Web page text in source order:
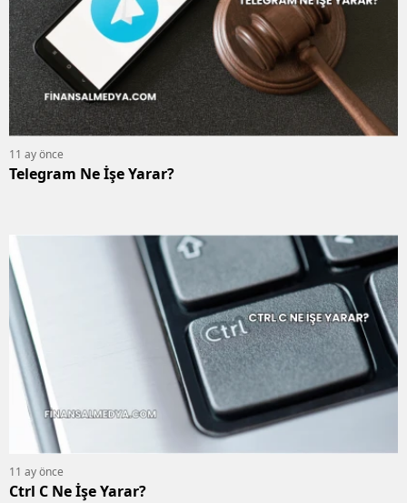
11 ay önce
Telegram Ne İşe Yarar?
11 ay önce
Ctrl C Ne İşe Yarar?